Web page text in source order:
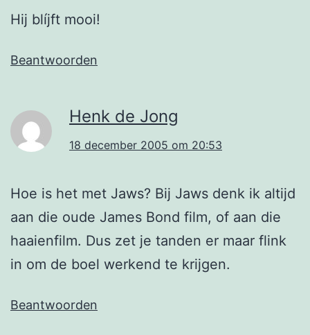
Hij blíjft mooi!
Beantwoorden
Henk de Jong
18 december 2005 om 20:53
Hoe is het met Jaws? Bij Jaws denk ik altijd
aan die oude James Bond film, of aan die
haaienfilm. Dus zet je tanden er maar flink
in om de boel werkend te krijgen.
Beantwoorden